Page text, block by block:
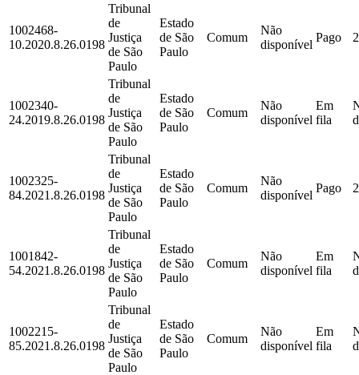
1002468-
10.2020.8.26.0198
Tribunal
de
Justiça
de São
Paulo
Estado
de São
Paulo
Comum
Não
disponível
Pago
1002340-
24.2019.8.26.0198
Tribunal
de
Justiça
de São
Paulo
Estado
de São
Paulo
Comum
Não
disponível
Em
fila
1002325-
84.2021.8.26.0198
Tribunal
de
Justiça
de São
Paulo
Estado
de São
Paulo
Comum
Não
disponível
Pago
1001842-
54.2021.8.26.0198
Tribunal
de
Justiça
de São
Paulo
Estado
de São
Paulo
Comum
Não
disponível
Em
fila
1002215-
85.2021.8.26.0198
Tribunal
de
Justiça
de São
Paulo
Estado
de São
Paulo
Comum
Não
disponível
Em
fila